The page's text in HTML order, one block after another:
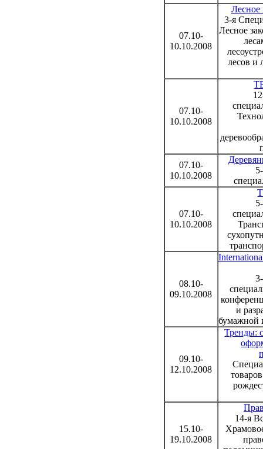
07.10-
10.10.2008
Лесное
3-я
Лесное
лесов и
07.10-
10.10.2008
07.10-
10.10.2008
07.10-
10.10.2008
08.10-
09.10.2008
и
бумажной
09.10-
12.10.2008
Тренды:
15.10-
19.10.2008
14-я